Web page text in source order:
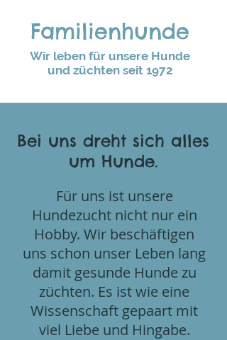
Familienhunde
Wir leben für unsere Hunde
und züchten seit 1972
Bei uns dreht sich alles
um Hunde.
Für uns ist unsere
Hundezucht nicht nur ein
Hobby. Wir beschäftigen
uns schon unser Leben lang
damit gesunde Hunde zu
züchten. Es ist wie eine
Wissenschaft gepaart mit
viel Liebe und Hingabe.